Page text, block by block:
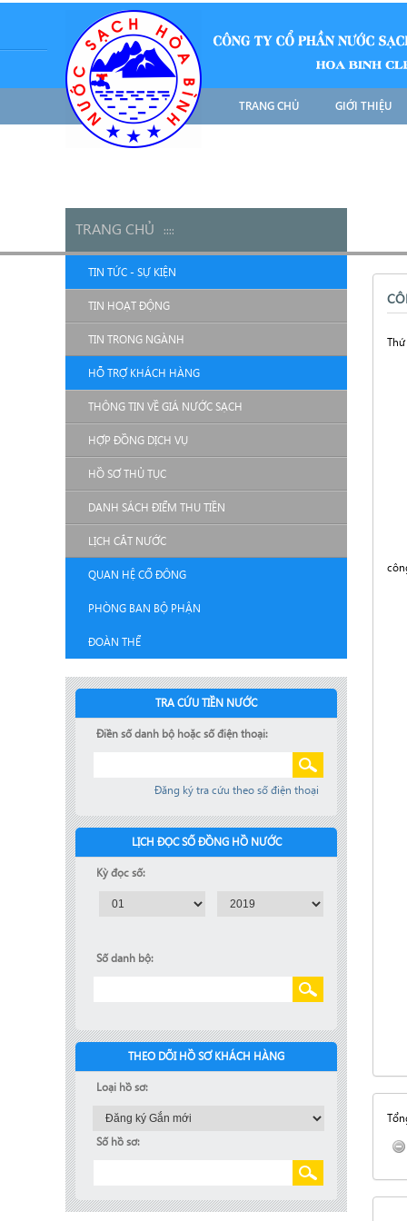
TRANG CHỦ GIỚI THIỆU
TIN TỨC - SỰ KIỆN
TIN HOẠT ĐỘNG
TIN TRONG NGÀNH
HỖ TRỢ KHÁCH HÀNG
THÔNG TIN VỀ GIÁ NƯỚC SẠCH
HỢP ĐỒNG DỊCH VỤ
HỒ SƠ THỦ TỤC
DANH SÁCH ĐIỂM THU TIỀN
LỊCH CẮT NƯỚC
QUAN HỆ CỔ ĐÔNG
PHÒNG BAN BỘ PHẬN
ĐOÀN THỂ
TRA CỨU TIỀN NƯỚC
Điền số danh bộ hoặc số điện thoại:
Đăng ký tra cứu theo số điện thoại
LỊCH ĐỌC SỐ ĐỒNG HỒ NƯỚC
Kỳ đọc số:
Số danh bộ:
THEO DÕI HỒ SƠ KHÁCH HÀNG
Loại hồ sơ:
Số hồ sơ:
TRANG CHỦ ::::